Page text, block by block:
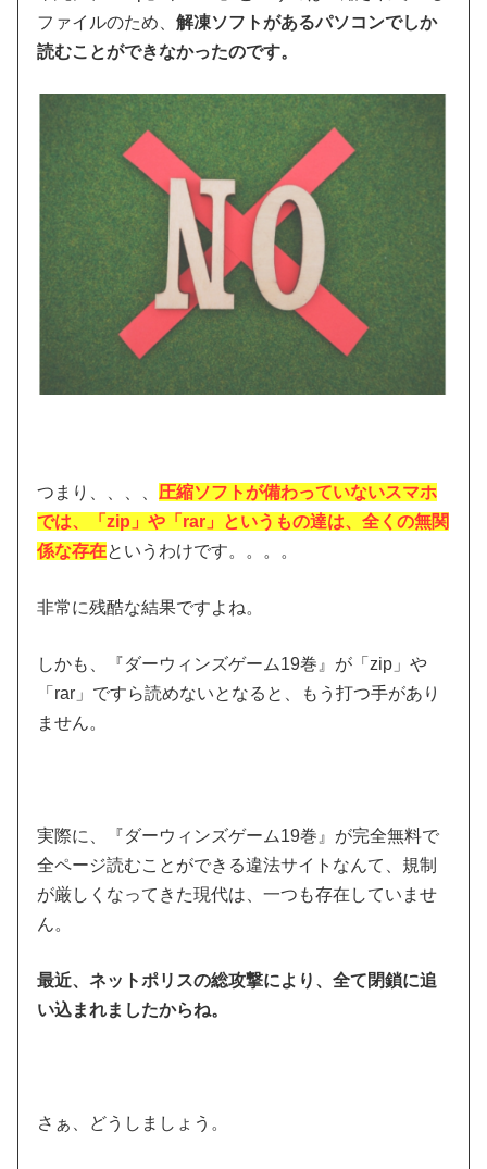
ファイルのため、解凍ソフトがあるパソコンでしか
読むことができなかったのです。
つまり、、、、 圧縮ソフトが備わっていないスマホ
では、「zip」や「rar」というもの達は、全くの無関
係な存在というわけです。。。。
非常に残酷な結果ですよね。
しかも、『ダーウィンズゲーム19巻』が「zip」や
「rar」ですら読めないとなると、もう打つ手があり
ません。
実際に、『ダーウィンズゲーム19巻』が完全無料で
全ページ読むことができる違法サイトなんて、規制
が厳しくなってきた現代は、一つも存在していませ
ん。
最近、ネットポリスの総攻撃により、全て閉鎖に追
い込まれましたからね。
さぁ、どうしましょう。